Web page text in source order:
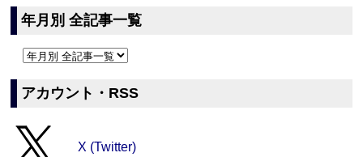
年月別 全記事一覧
アカウント・RSS
X (Twitter)